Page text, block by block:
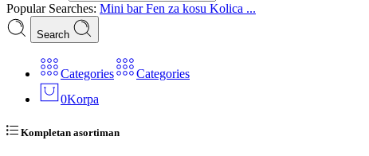
Popular Searches: Mini barFen za kosu Kolica ...
Search
Categories
Categories
0Korpa
Kompletan asortiman